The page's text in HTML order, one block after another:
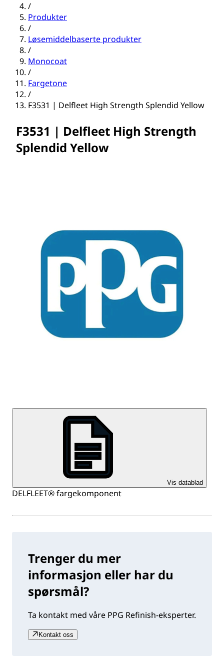
/
Produkter
/
Løsemiddelbaserte produkter
/
Monocoat
/
Fargetone
/
F3531 | Delfleet High Strength Splendid Yellow
F3531 | Delfleet High Strength
Splendid Yellow
Vis datablad
DELFLEET® fargekomponent
Trenger du mer
informasjon eller har du
spørsmål?
Ta kontakt med våre PPG Refinish-eksperter.
Kontakt oss